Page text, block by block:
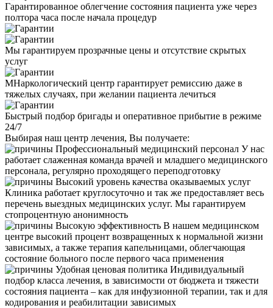
Гарантированное облегчение состояния пациента уже через
полтора часа после начала процедур
Мы гарантируем прозрачные цены и отсутствие скрытых
услуг
МНаркологический центр гарантирует ремиссию даже в
тяжелых случаях, при желании пациента лечиться
Быстрый подбор бригады и оперативное прибытие в режиме
24/7
Выбирая наш центр лечения, Вы получаете:
Профессиональный медицинский персонал У нас
работает слаженная команда врачей и младшего медицинского
персонала, регулярно проходящего переподготовку
Высокий уровень качества оказываемых услуг
Клиника работает круглосуточно и так же предоставляет весь
перечень выездных медицинских услуг. Мы гарантируем
стопроцентную анонимность
Высокую эффективность В нашем медицинском
центре высокий процент возвращенных к нормальной жизни
зависимых, а также терапия капельницами, облегчающая
состояние больного после первого часа применения
Удобная ценовая политика Индивидуальный
подбор класса лечения, в зависимости от бюджета и тяжести
состояния пациента – как для инфузионной терапии, так и для
кодирования и реабилитации зависимых